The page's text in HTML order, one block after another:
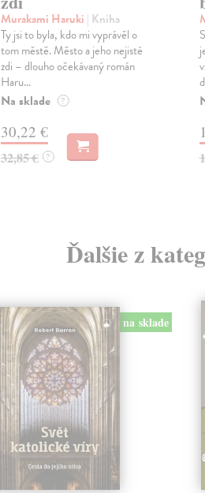
Murakami Haruki | Kniha
Ty jsi to byla, kdo mi vyprávěl o
tom městě. Město a jeho nejisté
zdi – dlouho očekávaný román
Haru...
Na sklade ?
30,22 €
32,85 € ?
Ďalšie z
na sklade